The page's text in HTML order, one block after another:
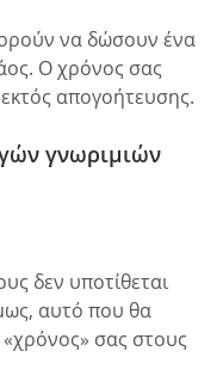
να δώσουν ένα
Ο χρόνος σας
εκτός απογοήτευσης.
γνωριμιών
δεν υποτίθεται
αυτό που θα
σας στους